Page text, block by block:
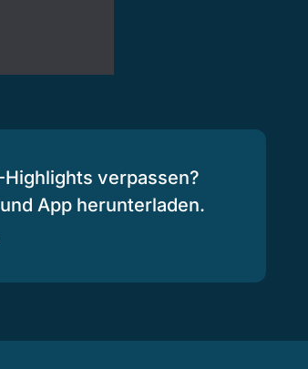
Highlights verpassen?
App herunterladen.